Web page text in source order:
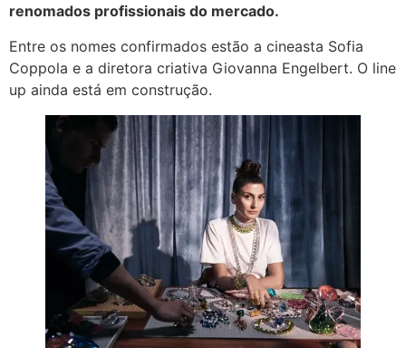
renomados profissionais do mercado.
Entre os nomes confirmados estão a cineasta Sofia
Coppola e a diretora criativa Giovanna Engelbert. O line
up ainda está em construção.